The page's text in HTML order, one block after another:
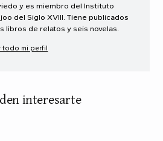
y es miembro del Instituto
del Siglo XVIII. Tiene publicados
libros de relatos y seis novelas.
todo mi perfil
interesarte